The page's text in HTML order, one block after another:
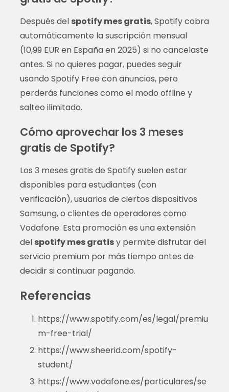
Después del spotify mes gratis, Spotify cobra
automáticamente la suscripción mensual
(10,99 EUR en España en 2025) si no cancelaste
antes. Si no quieres pagar, puedes seguir
usando Spotify Free con anuncios, pero
perderás funciones como el modo offline y
salteo ilimitado.
Cómo aprovechar los 3 meses
gratis de Spotify?
Los 3 meses gratis de Spotify suelen estar
disponibles para estudiantes (con
verificación), usuarios de ciertos dispositivos
Samsung, o clientes de operadores como
Vodafone. Esta promoción es una extensión
del spotify mes gratisy permite disfrutar del
servicio premium por más tiempo antes de
decidir si continuar pagando.
Referencias
https://www.spotify.com/es/legal/premiu
m-free-trial/
https://www.sheerid.com/spotify-
student/
https://www.vodafone.es/particulares/se